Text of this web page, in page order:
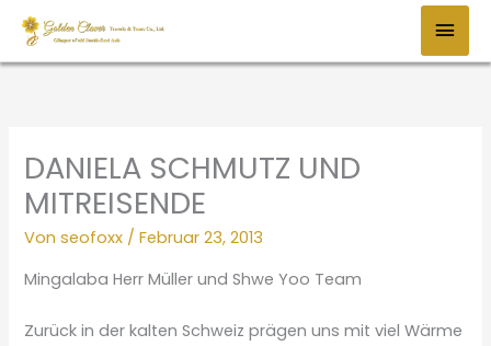
Zum
Inhalt
springen
DANIELA SCHMUTZ UND
MITREISENDE
Vonseofoxx /Februar 23, 2013
Mingalaba Herr Müller und Shwe Yoo Team
Zurück in der kalten Schweiz prägen uns mit viel Wärme